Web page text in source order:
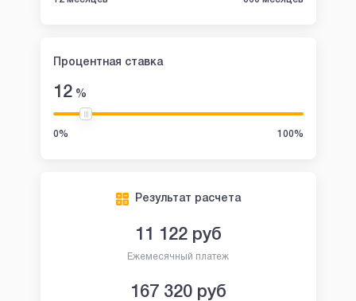
Процентная ставка
12%
0% 100%
Результат расчета
11 122руб
Ежемесячный платеж
167 320руб